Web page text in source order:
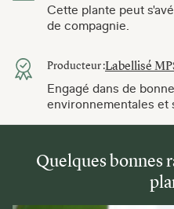
Cette plante peut
de compagnie.
Producteur :Labellisé
Engagé dans de
environnementales et
Quelques bonnes